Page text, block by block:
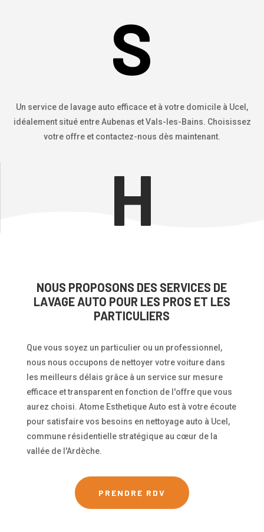
S
Un service de lavage auto efficace et à votre domicile à Ucel,
idéalement situé entre Aubenas et Vals-les-Bains. Choisissez
votre offre et contactez-nous dès maintenant.
H
NOUS PROPOSONS DES SERVICES DE
LAVAGE AUTO POUR LES PROS ET LES
PARTICULIERS
Que vous soyez un particulier ou un professionnel,
nous nous occupons de nettoyer votre voiture dans
les meilleurs délais grâce à un service sur mesure
efficace et transparent en fonction de l'offre que vous
aurez choisi. Atome Esthetique Auto est à votre écoute
pour satisfaire vos besoins en nettoyage auto à Ucel,
commune résidentielle stratégique au cœur de la
vallée de l'Ardèche.
PRENDRE RDV